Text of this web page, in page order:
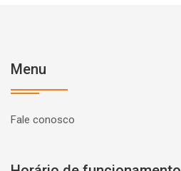
Menu
Fale conosco